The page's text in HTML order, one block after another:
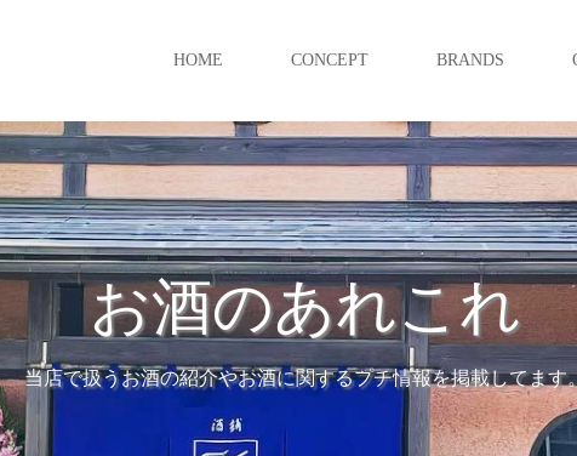
HOME CONCEPT BRANDS
お酒のあれこれ
当店で扱うお酒の紹介やお酒に関するプチ情報を掲載してます